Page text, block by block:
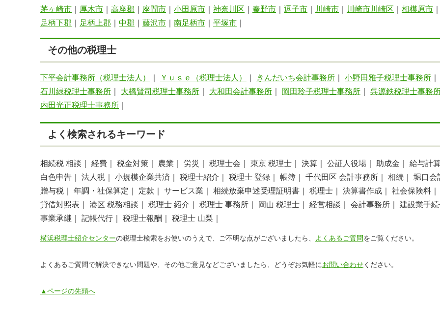
茅ヶ崎市
厚木市 高座郡 座間市 小田原市 神奈川区 秦野市 逗子市 川崎市 川崎市川崎区 相模原市
足柄下郡
足柄上郡 中郡 藤沢市 南足柄市 平塚市
その他の税理士
下平会計事務所（税理士法人） Ｙｕｓｅ（税理士法人） きんだいち会計事務所 小野田雅子税理士事務所
石川緑税理士事務所
大橋賢司税理士事務所 大和田会計事務所 岡田玲子税理士事務所
呉源鉄税理士事務
内田光正税理士事務所
よく検索されるキーワード
相続税 相談｜ 経費｜ 税金対策｜ 農業｜ 労災｜ 税理士会｜ 東京 税理士｜ 決算｜ 公証人役場｜ 助成金｜
給与計
白色申告｜
法人税｜ 小規模企業共済｜ 税理士紹介｜ 税理士 登録｜ 帳簿｜ 千代田区 会計事務所｜ 相続｜
堀口会
贈与税｜
年調・社保算定｜ 定款｜ サービス業｜ 相続放棄申述受理証明書｜ 税理士｜ 決算書作成｜
社会保険料｜
貸借対照表｜
港区 税務相談｜ 税理士 紹介｜ 税理士 事務所｜ 岡山 税理士｜ 経営相談｜ 会計事務所｜
建設業手
事業承継｜
記帳代行｜ 税理士報酬｜ 税理士 山梨｜
横浜税理士紹介センターの税理士検索をお使いのうえで、ご不明な点がございましたら、 よくあるご質問をご覧ください。
よくあるご質問で解決できない問題や、その他ご意見などございましたら、どうぞお気軽にお問い合わせください。
▲ページの先頭へ